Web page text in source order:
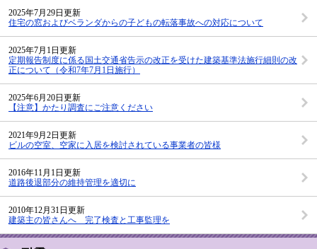
2025年7月29日更新
住宅の窓およびベランダからの子どもの転落事故への対応について
2025年7月1日更新
定期報告制度に係る国土交通省告示の改正を受けた建築基準法施行細則の改
正について（令和7年7月1日施行）
2025年6月20日更新
【注意】かたり調査にご注意ください
2021年9月2日更新
ビルの空室、空家に入居を検討されている事業者の皆様
2016年11月1日更新
道路後退部分の維持管理を適切に
2010年12月31日更新
建築主の皆さんへ 完了検査と工事監理を